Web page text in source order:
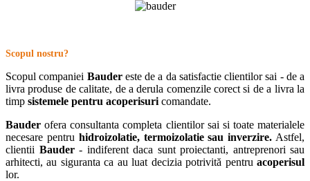
Scopul nostru?
Scopul companiei Baudereste de a da satisfactie clientilor sai - de a
livra produse de calitate, de a derula comenzile corect si de a livra la
timp sistemele pentru acoperisuri comandate.
Bauder ofera consultanta completa clientilor sai si toate materialele
necesare pentru hidroizolatie, termoizolatie sau inverzire. Astfel,
clientii Bauder - indiferent daca sunt proiectanti, antreprenori sau
arhitecti, au siguranta ca au luat decizia potrivită pentru acoperisul
lor.